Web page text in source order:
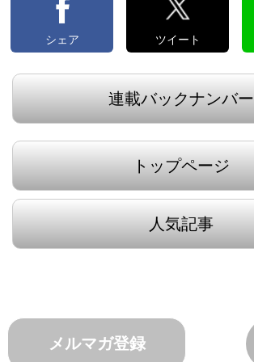
シェア ツイート
連載バックナンバー
トップページ
人気記事
メルマガ登録